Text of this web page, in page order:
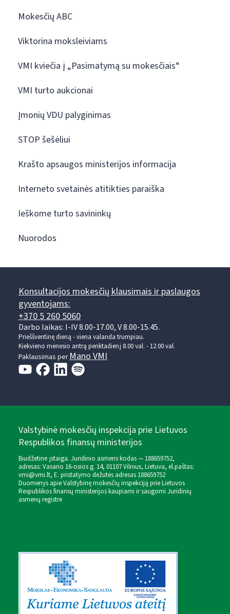
Mokesčių ABC
Viktorina moksleiviams
VMI kviečia į „Pasimatymą su mokesčiais“
VMI turto aukcionai
Įmonių VDU palyginimas
STOP šešėliui
Krašto apsaugos ministerijos informacija
Interneto svetainės atitikties paraiška
Ieškome turto savininkų
Nuorodos
Konsultacijos mokesčių klausimais ir paslaugos
gyventojams:
+370 5 260 5060
Darbo laikas: I-IV 8.00-17.00, V 8.00-15.45.
Prieššventinę dieną - viena valanda trumpiau.
Kiekvieno mėnesio antrą penktadienį 8.00 val. - 12.00 val.
Paklausimas perMano VMI
Valstybinė mokesčių inspekcija prie Lietuvos
Respublikos finansų ministerijos
Biudžetinė įstaiga. Juridinio asmens kodas — 188659752,
adresas: Vasario 16-osios g. 14, 01107 Vilnius, Lietuva, el.paštas:
vmi@vmi.lt, E. pristatymo dėžutės adresas 188659752
Duomenys apie Valstybinę mokesčių inspekciją prie Lietuvos
Respublikos finansų ministerijos kaupiami ir saugomi Juridinių
asmenų registre